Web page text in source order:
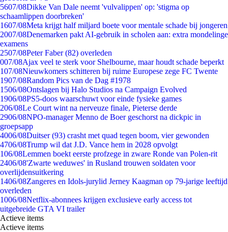
5607/08Dikke Van Dale neemt 'vulvalippen' op: 'stigma op
schaamlippen doorbreken'
1607/08Meta krijgt half miljard boete voor mentale schade bij jongeren
2007/08Denemarken pakt AI-gebruik in scholen aan: extra mondelinge
examens
2507/08Peter Faber (82) overleden
007/08Ajax veel te sterk voor Shelbourne, maar houdt schade beperkt
107/08Nieuwkomers schitteren bij ruime Europese zege FC Twente
1907/08Random Pics van de Dag #1978
1506/08Ontslagen bij Halo Studios na Campaign Evolved
1906/08PS5-doos waarschuwt voor einde fysieke games
206/08Le Court wint na nerveuze finale, Pieterse derde
2906/08NPO-manager Menno de Boer geschorst na dickpic in
groepsapp
4006/08Duitser (93) crasht met quad tegen boom, vier gewonden
4706/08Trump wil dat J.D. Vance hem in 2028 opvolgt
106/08Lemmen boekt eerste profzege in zware Ronde van Polen-rit
2406/08'Zwarte weduwes' in Rusland trouwen soldaten voor
overlijdensuitkering
1406/08Zangeres en Idols-jurylid Jerney Kaagman op 79-jarige leeftijd
overleden
1006/08Netflix-abonnees krijgen exclusieve early access tot
uitgebreide GTA VI trailer
Actieve items
Actieve items